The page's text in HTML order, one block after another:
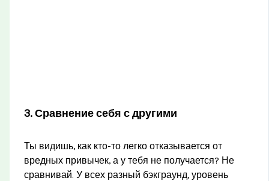
3. Сравнение себя с другими
Ты видишь, как кто-то легко отказывается от
вредных привычек, а у тебя не получается? Не
сравнивай. У всех разный бэкграунд, уровень